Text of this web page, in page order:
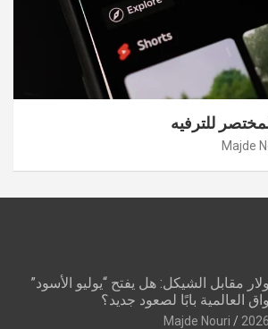
للترفيه
Majde
مقابل الشيكل: هل يفتح “يوليو الأسود”
العالمية بابًا لصعود جديد؟
Majde Nouri